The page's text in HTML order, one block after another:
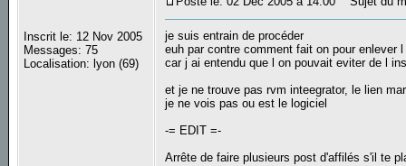
Inscrit le: 12 Nov 2005
Messages: 75
Localisation: lyon (69)
je suis entrain de procéder
euh par contre comment fait on pour enlever
car j ai entendu que l on pouvait eviter de l
et je ne trouve pas rvm inteegrator, le lien
je ne vois pas ou est le logiciel
-= EDIT =-
Arrête de faire plusieurs post d'affilés s'il te